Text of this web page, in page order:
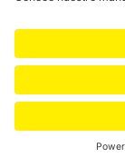
mortality of the
vannamei.